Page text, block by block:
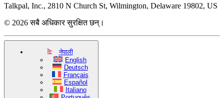
Talkpal, Inc., 2810 N Church St, Wilmington, Delaware 19802, US
© 2026 सबै अधिकार सुरक्षित छन्।
नेपाली
English
Deutsch
Français
Español
Italiano